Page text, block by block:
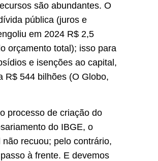
são abundantes. O
pública (juros e
em 2024 R$ 2,5
orçamento total); isso para
e isenções ao capital,
R$ 544 bilhões (O Globo,
processo de criação do
do IBGE, o
recuou; pelo contrário,
à frente. E devemos